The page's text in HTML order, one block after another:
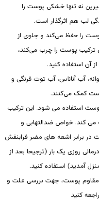
نه تنها خشکی پوست را
لب هم اثرگذار است.
را حفظ می‌کند و جلوی از
ترکیب پوست را چرب می‌کند،
آن استفاده کنید.
آب آناناس، آب توت ‌فرنگی و
کمک می‌کنند.
استفاده می‌ شود. این ترکیب
کند. خواص ضدالتهابی و
در برابر اشعه‌ های مضر فرابنفش
روزی یک بار (ترجیحا بعد از
آمدید) استفاده کنید.
پوست، جهت بررسی علت و
کنید